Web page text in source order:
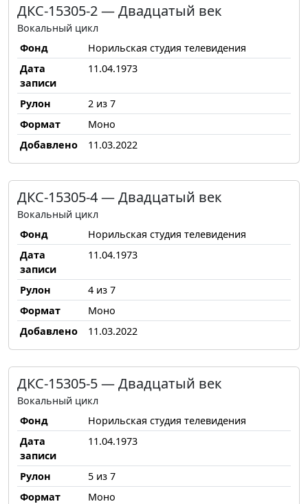
ДКС-15305-2 — Двадцатый век
Вокальный цикл
Фонд
Норильская студия телевидения
Дата
записи
11.04.1973
Рулон
2 из 7
Формат
Моно
Добавлено
11.03.2022
ДКС-15305-4 — Двадцатый век
Вокальный цикл
Фонд
Норильская студия телевидения
Дата
записи
11.04.1973
Рулон
4 из 7
Формат
Моно
Добавлено
11.03.2022
ДКС-15305-5 — Двадцатый век
Вокальный цикл
Фонд
Норильская студия телевидения
Дата
записи
11.04.1973
Рулон
5 из 7
Формат
Моно